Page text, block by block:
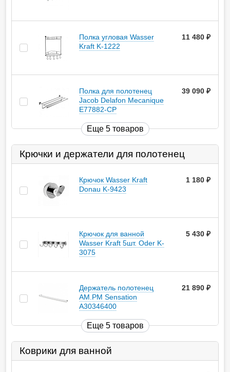
Полка угловая Wasser
Kraft K-1222
11 480
Полка для полотенец
Jacob Delafon Mecanique
E77882-CP
39 090
Еще 5 товаров
Крючки и держатели для полотенец
Крючок Wasser Kraft
Donau K-9423
1 180
Крючок для ванной
Wasser Kraft 5шт. Oder K-
3075
5 430
Держатель полотенец
AM.PM Sensation
A30346400
21 890
Еще 5 товаров
Коврики для ванной